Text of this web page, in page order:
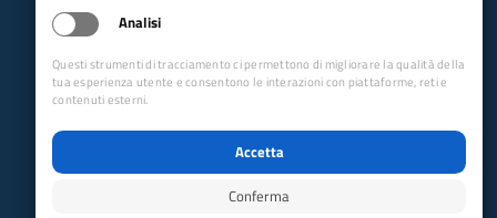
email:livorno@cai.it
pec:livorno@pec.cai.it
Facebook
Youtube
cf: 92093620497
Via G. M. Terreni, 4
Club Alpino Italiano
Accesso Soci
Analisi
Questi strumenti di tracciamento ci permettono di migliorare la qualità della
tua esperienza utente e consentono le interazioni con piattaforme, reti e
contenuti esterni.
Accetta
Conferma